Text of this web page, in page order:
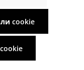
насосом і
це створює
сад або
cookie